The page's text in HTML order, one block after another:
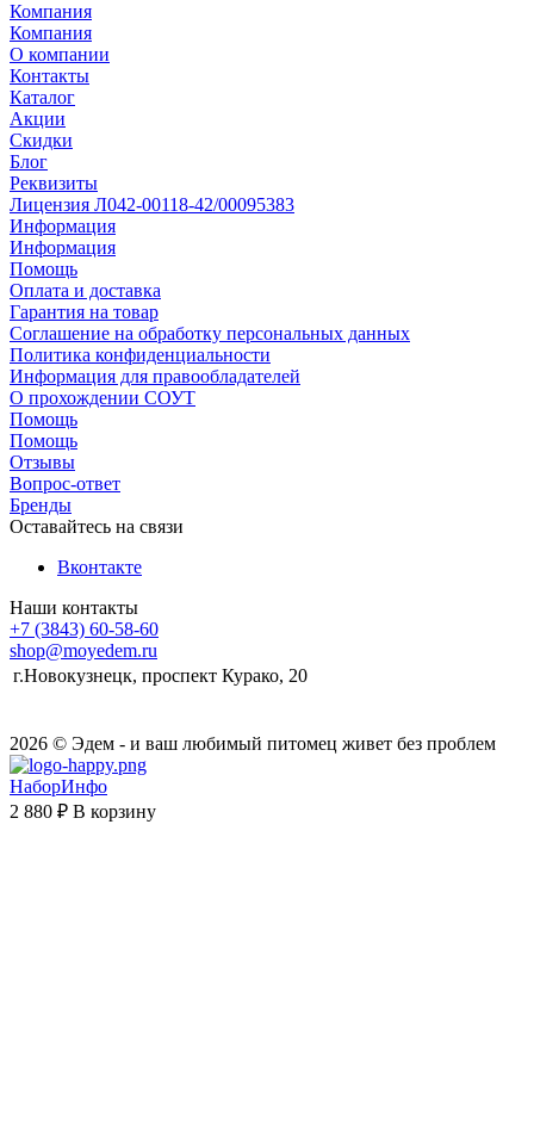
Компания
Компания
О компании
Контакты
Каталог
Акции
Скидки
Блог
Реквизиты
Лицензия Л042-00118-42/00095383
Информация
Информация
Помощь
Оплата и доставка
Гарантия на товар
Соглашение на обработку персональных данных
Политика конфиденциальности
Информация для правообладателей
О прохождении СОУТ
Помощь
Помощь
Отзывы
Вопрос-ответ
Бренды
Оставайтесь на связи
Вконтакте
Наши контакты
+7 (3843) 60-58-60
shop@moyedem.ru
г.Новокузнецк, проспект Курако, 20
2026 © Эдем - и ваш любимый питомец живет без проблем
НаборИнфо
2 880 ₽ В корзину